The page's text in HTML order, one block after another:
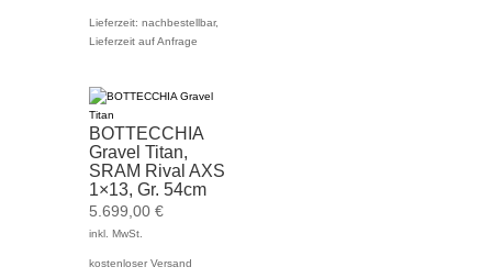
Lieferzeit: nachbestellbar,
Lieferzeit auf Anfrage
BOTTECCHIA
Gravel Titan,
SRAM Rival AXS
1×13, Gr. 54cm
5.699,00 €
inkl. MwSt.
kostenloser Versand